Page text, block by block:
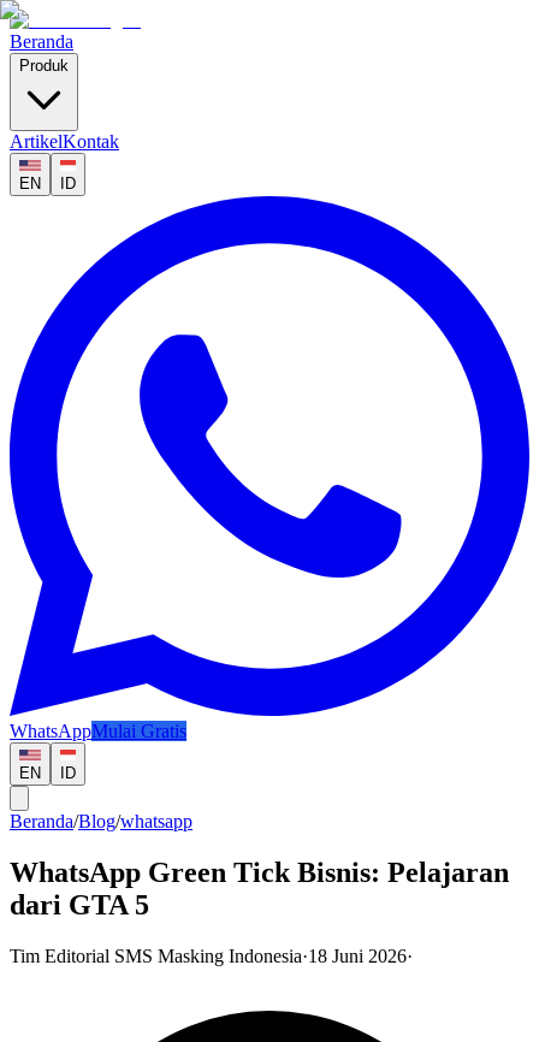
Beranda
Produk
ArtikelKontak
EN ID
WhatsAppMulai Gratis
EN ID
Beranda/Blog/whatsapp
WhatsApp Green Tick Bisnis: Pelajaran
dari GTA 5
Tim Editorial SMS Masking Indonesia·18 Juni 2026·